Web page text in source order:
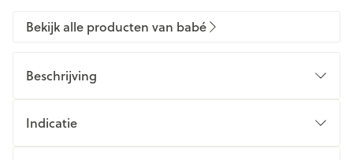
Bekijk alle producten van babé
Beschrijving
Indicatie